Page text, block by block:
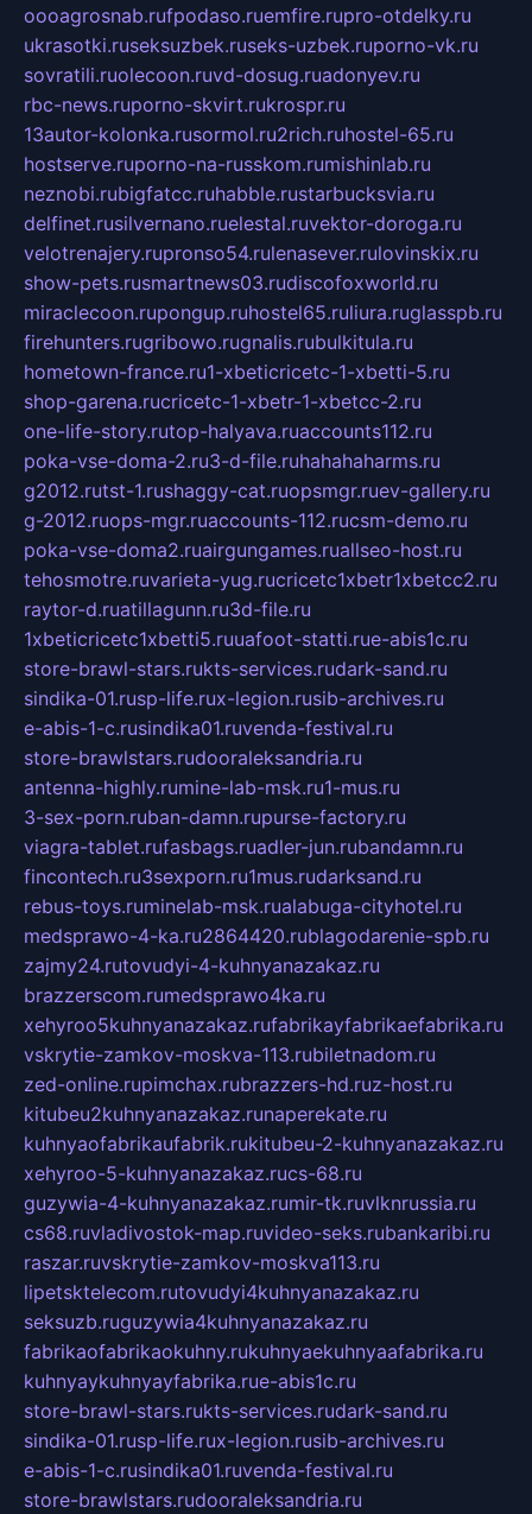
oooagrosnab.rufpodaso.ruemfire.rupro-otdelky.ru
ukrasotki.ruseksuzbek.ruseks-uzbek.ruporno-vk.ru
sovratili.ruolecoon.ruvd-dosug.ruadonyev.ru
rbc-news.ruporno-skvirt.rukrospr.ru
13autor-kolonka.rusormol.ru2rich.ruhostel-65.ru
hostserve.ruporno-na-russkom.rumishinlab.ru
neznobi.rubigfatcc.ruhabble.rustarbucksvia.ru
delfinet.rusilvernano.ruelestal.ruvektor-doroga.ru
velotrenajery.rupronso54.rulenasever.rulovinskix.ru
show-pets.rusmartnews03.rudiscofoxworld.ru
miraclecoon.rupongup.ruhostel65.ruliura.ruglasspb.ru
firehunters.rugribowo.rugnalis.rubulkitula.ru
hometown-france.ru1-xbeticricetc-1-xbetti-5.ru
shop-garena.rucricetc-1-xbetr-1-xbetcc-2.ru
one-life-story.rutop-halyava.ruaccounts112.ru
poka-vse-doma-2.ru3-d-file.ruhahahaharms.ru
g2012.rutst-1.rushaggy-cat.ruopsmgr.ruev-gallery.ru
g-2012.ruops-mgr.ruaccounts-112.rucsm-demo.ru
poka-vse-doma2.ruairgungames.ruallseo-host.ru
tehosmotre.ruvarieta-yug.rucricetc1xbetr1xbetcc2.ru
raytor-d.ruatillagunn.ru3d-file.ru
1xbeticricetc1xbetti5.ruuafoot-statti.rue-abis1c.ru
store-brawl-stars.rukts-services.rudark-sand.ru
sindika-01.rusp-life.rux-legion.rusib-archives.ru
e-abis-1-c.rusindika01.ruvenda-festival.ru
store-brawlstars.rudooraleksandria.ru
antenna-highly.rumine-lab-msk.ru1-mus.ru
3-sex-porn.ruban-damn.rupurse-factory.ru
viagra-tablet.rufasbags.ruadler-jun.rubandamn.ru
fincontech.ru3sexporn.ru1mus.rudarksand.ru
rebus-toys.ruminelab-msk.rualabuga-cityhotel.ru
medsprawo-4-ka.ru2864420.rublagodarenie-spb.ru
zajmy24.rutovudyi-4-kuhnyanazakaz.ru
brazzerscom.rumedsprawo4ka.ru
xehyroo5kuhnyanazakaz.rufabrikayfabrikaefabrika.ru
vskrytie-zamkov-moskva-113.rubiletnadom.ru
zed-online.rupimchax.rubrazzers-hd.ruz-host.ru
kitubeu2kuhnyanazakaz.runaperekate.ru
kuhnyaofabrikaufabrik.rukitubeu-2-kuhnyanazakaz.ru
xehyroo-5-kuhnyanazakaz.rucs-68.ru
guzywia-4-kuhnyanazakaz.rumir-tk.ruvlknrussia.ru
cs68.ruvladivostok-map.ruvideo-seks.rubankaribi.ru
raszar.ruvskrytie-zamkov-moskva113.ru
lipetsktelecom.rutovudyi4kuhnyanazakaz.ru
seksuzb.ruguzywia4kuhnyanazakaz.ru
fabrikaofabrikaokuhny.rukuhnyaekuhnyaafabrika.ru
kuhnyaykuhnyayfabrika.rue-abis1c.ru
store-brawl-stars.rukts-services.rudark-sand.ru
sindika-01.rusp-life.rux-legion.rusib-archives.ru
e-abis-1-c.rusindika01.ruvenda-festival.ru
store-brawlstars.rudooraleksandria.ru